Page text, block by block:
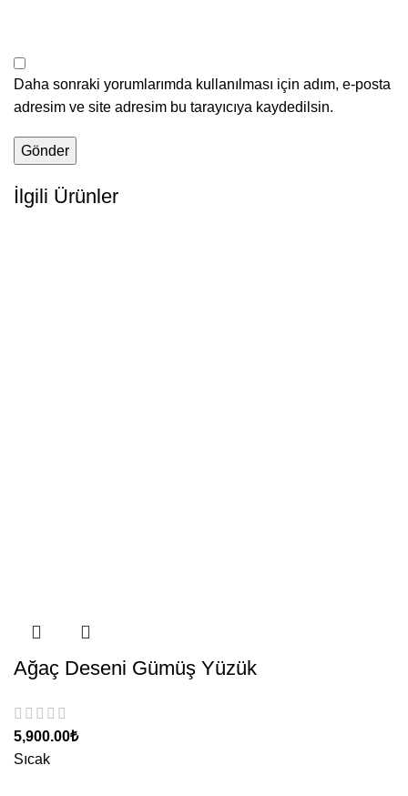
Daha sonraki yorumlarımda kullanılması için adım, e-posta
adresim ve site adresim bu tarayıcıya kaydedilsin.
İlgili Ürünler
Ağaç Deseni Gümüş Yüzük
5,900.00₺
Sıcak